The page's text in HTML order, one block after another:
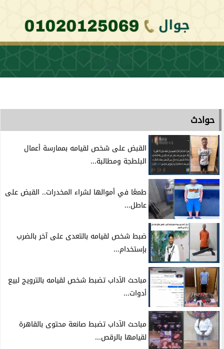
حوادث
القبض على شخص لقيامه بممارسة أعمال
البلطجة ومطالبة...
طمعًا في أموالها لشراء المخدرات.. القبض على
عاطل...
ضبط شخص لقيامه بالتعدى على آخر بالضرب
بإستخدام...
مباحث الآداب تضبط شخص لقيامه بالترويج لبيع
أدوات...
مباحث الآداب تضبط صانعة محتوى بالقاهرة
لقيامها بالرقص...